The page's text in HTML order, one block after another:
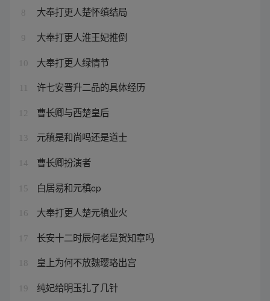
8 大奉打更人楚怀缜结局
9 大奉打更人淮王妃推倒
10 大奉打更人绿情节
许七安晋升二品的具体经历
12 曹长卿与西楚皇后
13 元稹是和尚吗还是道士
14 曹长卿扮演者
15 白居易和元稹cp
16 大奉打更人楚元稹业火
17 长安十二时辰何老是贺知章吗
18 皇上为何不放魏璎珞出宫
19 纯妃给明玉扎了几针